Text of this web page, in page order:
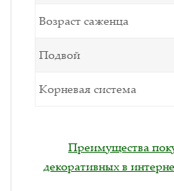
Возраст саженца
Подвой
Корневая система
Преимущества
декоративных в